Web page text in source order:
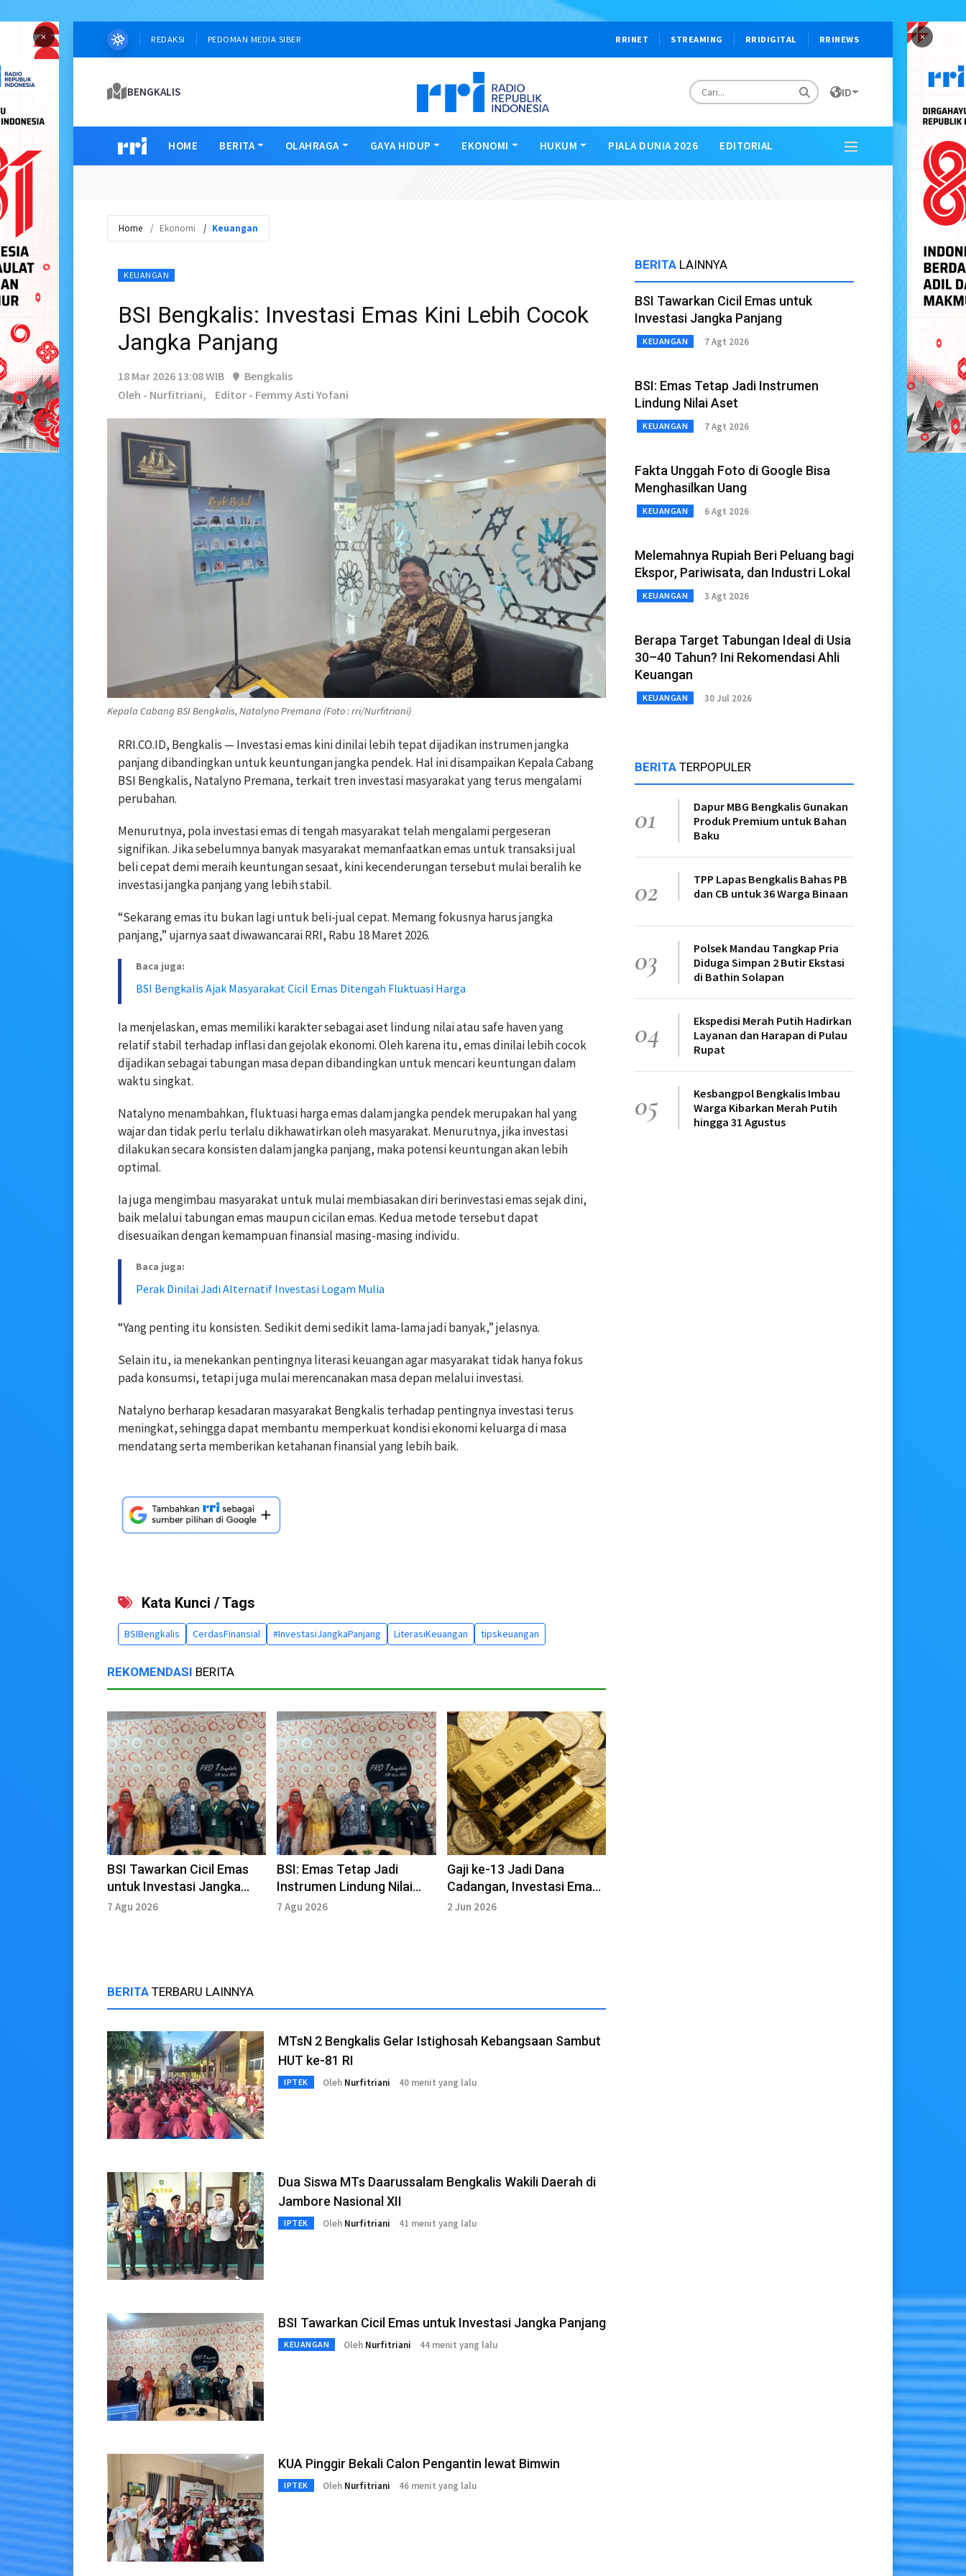
× ×
REDAKSI PEDOMAN MEDIA SIBER RRINET STREAMING RRIDIGITAL RRINEWS
BENGKALIS ID
HOME BERITA OLAHRAGA GAYA HIDUP EKONOMI HUKUM PIALA DUNIA 2026 EDITORIAL
Home Ekonomi Keuangan
KEUANGAN
BSI Bengkalis: Investasi Emas Kini Lebih Cocok
Jangka Panjang
18 Mar 2026 13:08 WIB
Bengkalis
Oleh - Nurfitriani,
Editor - Femmy Asti Yofani
Kepala Cabang BSI Bengkalis, Natalyno Premana (Foto : rri/Nurfitriani)
RRI.CO.ID, Bengkalis — Investasi emas kini dinilai lebih tepat dijadikan instrumen jangka
panjang dibandingkan untuk keuntungan jangka pendek. Hal ini disampaikan Kepala Cabang
BSI Bengkalis, Natalyno Premana, terkait tren investasi masyarakat yang terus mengalami
perubahan.
Menurutnya, pola investasi emas di tengah masyarakat telah mengalami pergeseran
signifikan. Jika sebelumnya banyak masyarakat memanfaatkan emas untuk transaksi jual
beli cepat demi meraih keuntungan sesaat, kini kecenderungan tersebut mulai beralih ke
investasi jangka panjang yang lebih stabil.
“Sekarang emas itu bukan lagi untuk beli-jual cepat. Memang fokusnya harus jangka
panjang,” ujarnya saat diwawancarai RRI, Rabu 18 Maret 2026.
Baca juga:
BSI Bengkalis Ajak Masyarakat Cicil Emas Ditengah Fluktuasi Harga
Ia menjelaskan, emas memiliki karakter sebagai aset lindung nilai atau safe haven yang
relatif stabil terhadap inflasi dan gejolak ekonomi. Oleh karena itu, emas dinilai lebih cocok
dijadikan sebagai tabungan masa depan dibandingkan untuk mencari keuntungan dalam
waktu singkat.
Natalyno menambahkan, fluktuasi harga emas dalam jangka pendek merupakan hal yang
wajar dan tidak perlu terlalu dikhawatirkan oleh masyarakat. Menurutnya, jika investasi
dilakukan secara konsisten dalam jangka panjang, maka potensi keuntungan akan lebih
optimal.
Ia juga mengimbau masyarakat untuk mulai membiasakan diri berinvestasi emas sejak dini,
baik melalui tabungan emas maupun cicilan emas. Kedua metode tersebut dapat
disesuaikan dengan kemampuan finansial masing-masing individu.
Baca juga:
Perak Dinilai Jadi Alternatif Investasi Logam Mulia
“Yang penting itu konsisten. Sedikit demi sedikit lama-lama jadi banyak,” jelasnya.
Selain itu, ia menekankan pentingnya literasi keuangan agar masyarakat tidak hanya fokus
pada konsumsi, tetapi juga mulai merencanakan masa depan melalui investasi.
Natalyno berharap kesadaran masyarakat Bengkalis terhadap pentingnya investasi terus
meningkat, sehingga dapat membantu memperkuat kondisi ekonomi keluarga di masa
mendatang serta memberikan ketahanan finansial yang lebih baik.
Kata Kunci / Tags
BSIBengkalis CerdasFinansial #InvestasiJangkaPanjang LiterasiKeuangan tipskeuangan
REKOMENDASI BERITA
BSI Tawarkan Cicil Emas
untuk Investasi Jangka
Panjang
7 Agu 2026
BSI: Emas Tetap Jadi
Instrumen Lindung Nilai
Aset
7 Agu 2026
Gaji ke-13 Jadi Dana
Cadangan, Investasi Emas
Belum Jadi Prioritas
2 Jun 2026
BERITA TERBARU LAINNYA
MTsN 2 Bengkalis Gelar Istighosah Kebangsaan Sambut
HUT ke-81 RI
IPTEK Oleh Nurfitriani 40 menit yang lalu
Dua Siswa MTs Daarussalam Bengkalis Wakili Daerah di
Jambore Nasional XII
IPTEK Oleh Nurfitriani 41 menit yang lalu
BSI Tawarkan Cicil Emas untuk Investasi Jangka Panjang
KEUANGAN Oleh Nurfitriani 44 menit yang lalu
KUA Pinggir Bekali Calon Pengantin lewat Bimwin
IPTEK Oleh Nurfitriani 46 menit yang lalu
BERITA LAINNYA
BSI Tawarkan Cicil Emas untuk
Investasi Jangka Panjang
KEUANGAN 7 Agt 2026
BSI: Emas Tetap Jadi Instrumen
Lindung Nilai Aset
KEUANGAN 7 Agt 2026
Fakta Unggah Foto di Google Bisa
Menghasilkan Uang
KEUANGAN 6 Agt 2026
Melemahnya Rupiah Beri Peluang bagi
Ekspor, Pariwisata, dan Industri Lokal
KEUANGAN 3 Agt 2026
Berapa Target Tabungan Ideal di Usia
30–40 Tahun? Ini Rekomendasi Ahli
Keuangan
KEUANGAN 30 Jul 2026
BERITA TERPOPULER
01
Dapur MBG Bengkalis Gunakan
Produk Premium untuk Bahan
Baku
02
TPP Lapas Bengkalis Bahas PB
dan CB untuk 36 Warga Binaan
03
Polsek Mandau Tangkap Pria
Diduga Simpan 2 Butir Ekstasi
di Bathin Solapan
04
Ekspedisi Merah Putih Hadirkan
Layanan dan Harapan di Pulau
Rupat
05
Kesbangpol Bengkalis Imbau
Warga Kibarkan Merah Putih
hingga 31 Agustus